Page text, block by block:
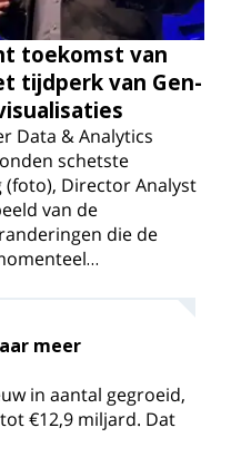
toekomst van
tijdperk van Gen-
Data & Analytics
schetste
(foto), Director Analyst
van de
die de
meer
in aantal gegroeid,
€12,9 miljard. Dat